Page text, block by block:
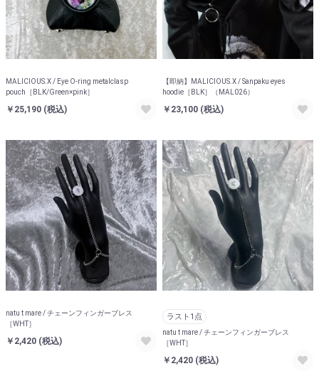
MALICIOUS.X / Eye O-ring metalclasp
pouch［BLK/Green×pink］
￥25,190 (税込)
【即納】MALICIOUS.X / Sanpaku eyes
hoodie［BLK］（MAL026）
￥23,100 (税込)
natu t mare / チェーンフィンガーブレス
［WHT］
￥2,420 (税込)
ラスト1点
natu t mare / チェーンフィンガーブレス
［WHT］
￥2,420 (税込)